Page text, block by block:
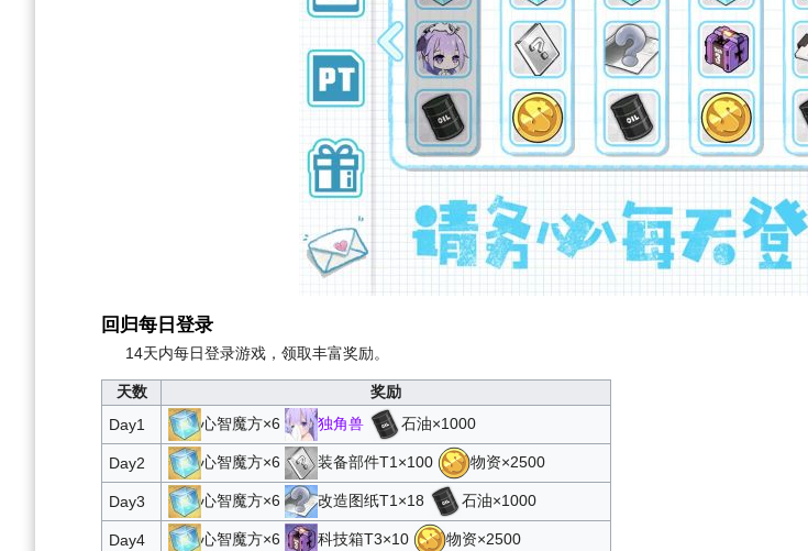
回归每日登录
14天内每日登录游戏，领取丰富奖励。
天数
奖励
Day1
心智魔方×6 独角兽 石油×1000
Day2 心智魔方×6 装备部件T1×100 物资×2500
Day3 心智魔方×6 改造图纸T1×18 石油×1000
Day4 心智魔方×6 科技箱T3×10 物资×2500